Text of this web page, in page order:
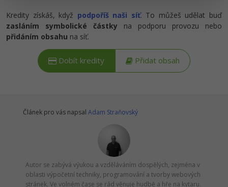
Fórum
Kredity získáš, když podpoříš naši síť. To můžeš udělat buď
zasláním symbolické částky na podporu provozu nebo
přidáním obsahu na síť.
Dobít kredity Přidat obsah
Článek pro vás napsal Adam Straňovský
Autor se zabývá výukou a vzděláváním dospělých, zejména v
oblasti výpočetní techniky, programování a tvorby webových
stránek. Ve volném čase se rád věnuje hudbě a hře na kytaru.